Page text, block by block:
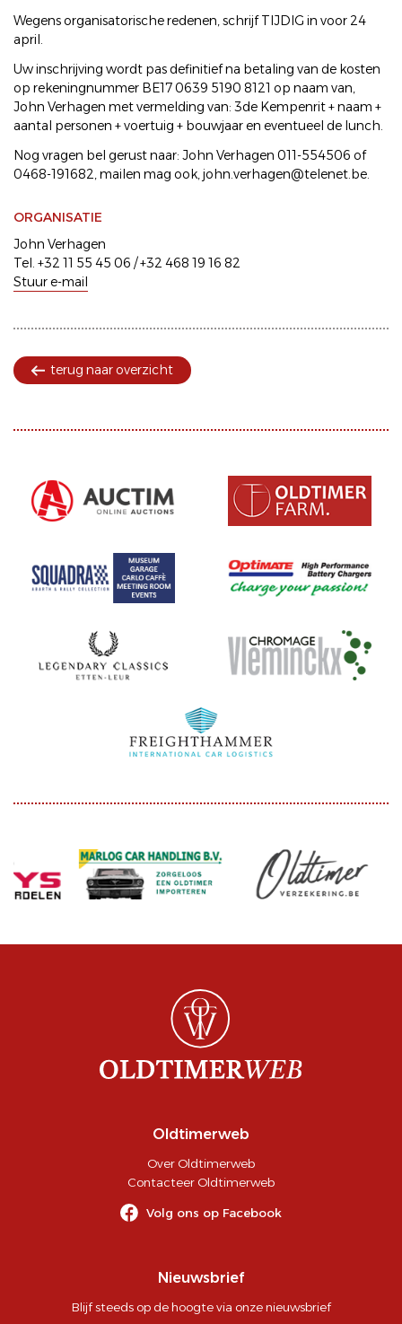
Wegens organisatorische redenen, schrijf TIJDIG in voor 24
april.
Uw inschrijving wordt pas definitief na betaling van de kosten
op rekeningnummer BE17 0639 5190 8121 op naam van,
John Verhagen met vermelding van: 3de Kempenrit + naam +
aantal personen + voertuig + bouwjaar en eventueel de lunch.
Nog vragen bel gerust naar: John Verhagen 011-554506 of
0468-191682, mailen mag ook, john.verhagen@telenet.be.
ORGANISATIE
John Verhagen
Tel. +32 11 55 45 06 / +32 468 19 16 82
Stuur e-mail
terug naar overzicht
Oldtimerweb
Over Oldtimerweb
Contacteer Oldtimerweb
Volg ons op Facebook
Nieuwsbrief
Blijf steeds op de hoogte via onze nieuwsbrief